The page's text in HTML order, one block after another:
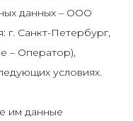
данных – ООО
г. Санкт-Петербург,
– Оператор),
условиях.
им данные